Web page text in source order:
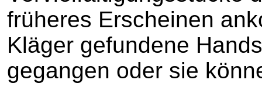
früheres Erscheinen
Kläger gefundene
gegangen oder sie